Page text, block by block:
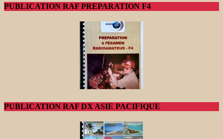
PUBLICATION RAF PREPARATION F4
PUBLICATION RAF DX ASIE PACIFIQUE